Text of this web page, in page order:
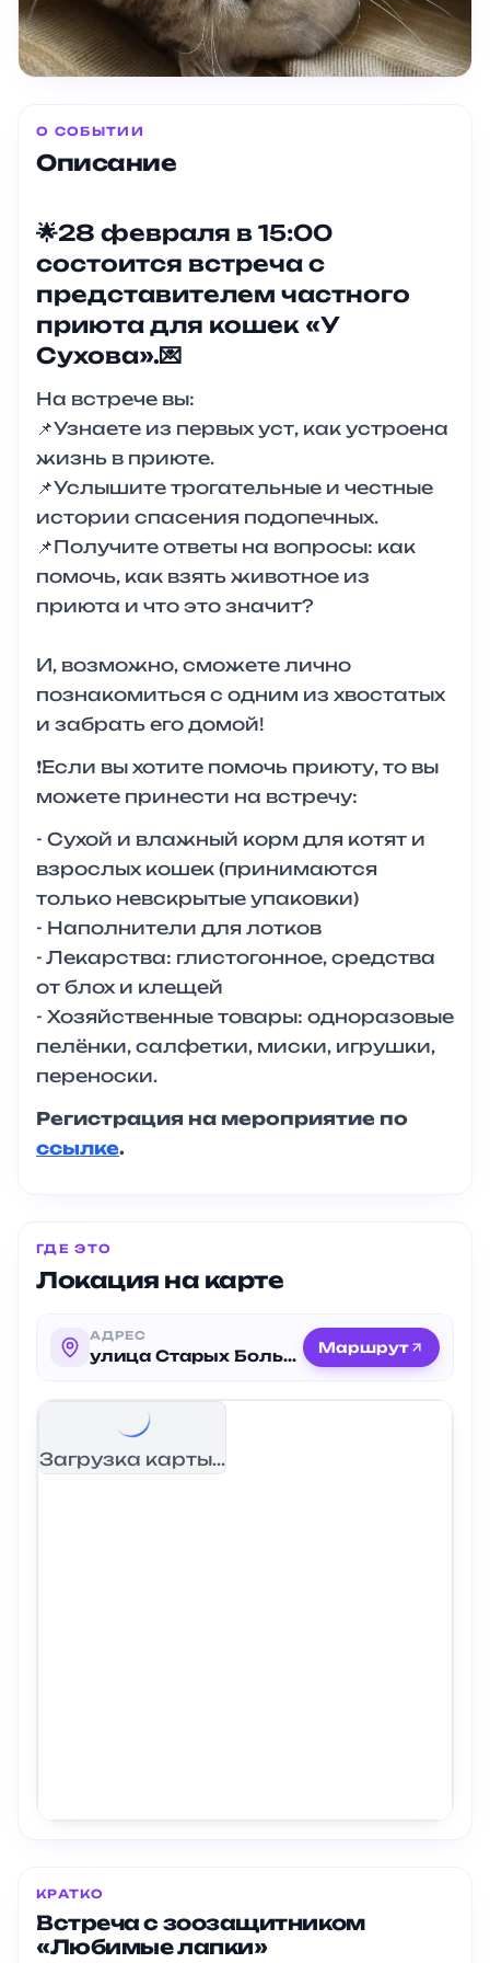
О СОБЫТИИ
Описание
🌟28 февраля в 15:00
состоится встреча с
представителем частного
приюта для кошек «У
Сухова».💌
На встрече вы:
📌Узнаете из первых уст, как устроена
жизнь в приюте.
📌Услышите трогательные и честные
истории спасения подопечных.
📌Получите ответы на вопросы: как
помочь, как взять животное из
приюта и что это значит?
И, возможно, сможете лично
познакомиться с одним из хвостатых
и забрать его домой!
❗Если вы хотите помочь приюту, то вы
можете принести на встречу:
- Сухой и влажный корм для котят и
взрослых кошек (принимаются
только невскрытые упаковки)
- Наполнители для лотков
- Лекарства: глистогонное, средства
от блох и клещей
- Хозяйственные товары: одноразовые
пелёнки, салфетки, миски, игрушки,
переноски.
Регистрация на мероприятие по
ссылке.
ГДЕ ЭТО
Локация на карте
АДРЕС
улица Старых Большевиков, 18 Маршрут
Загрузка карты...
КРАТКО
Встреча с зоозащитником
«Любимые лапки»